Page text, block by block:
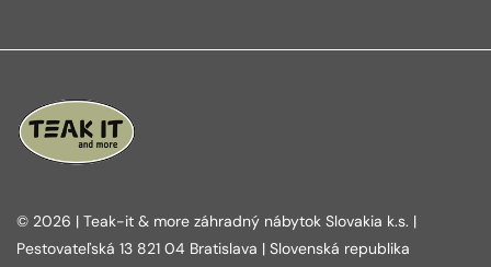
© 2026 | Teak-it & more záhradný nábytok Slovakia k.s. |
Pestovateľská 13 821 04 Bratislava | Slovenská republika